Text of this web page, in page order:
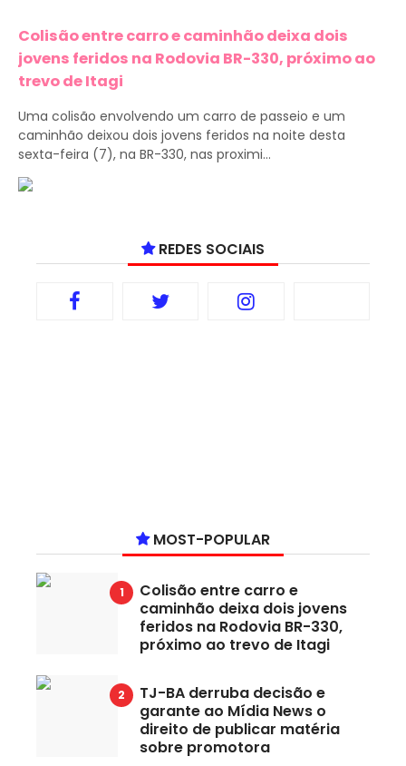
Colisão entre carro e caminhão deixa dois
jovens feridos na Rodovia BR-330, próximo ao
trevo de Itagi
Uma colisão envolvendo um carro de passeio e um
caminhão deixou dois jovens feridos na noite desta
sexta-feira (7), na BR-330, nas proximi...
REDES SOCIAIS
MOST-POPULAR
Colisão entre carro e
caminhão deixa dois jovens
feridos na Rodovia BR-330,
próximo ao trevo de Itagi
TJ-BA derruba decisão e
garante ao Mídia News o
direito de publicar matéria
sobre promotora